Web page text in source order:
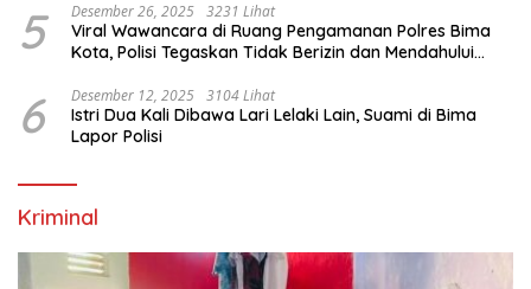
5 Desember 26, 2025 3231 Lihat
Viral Wawancara di Ruang Pengamanan Polres Bima
Kota, Polisi Tegaskan Tidak Berizin dan Mendahului
6 Desember 12, 2025 3104 Lihat
Istri Dua Kali Dibawa Lari Lelaki Lain, Suami di Bima
Lapor Polisi
Kriminal